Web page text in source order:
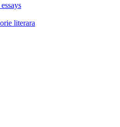
literara